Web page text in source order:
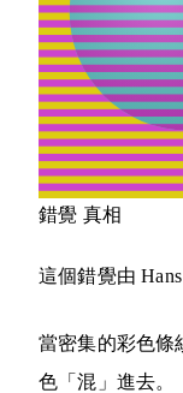
錯覺 真相
這個錯覺由
當密集的彩色條
色「混」進去。